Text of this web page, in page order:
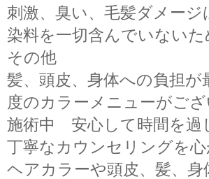
刺激、臭い、毛髪ダメー
染料を一切含んでいない
その他
髪、頭皮、身体への負担
度のカラーメニューがご
施術中 安心して時間を過
丁寧なカウンセリングを
ヘアカラーや頭皮、髪、